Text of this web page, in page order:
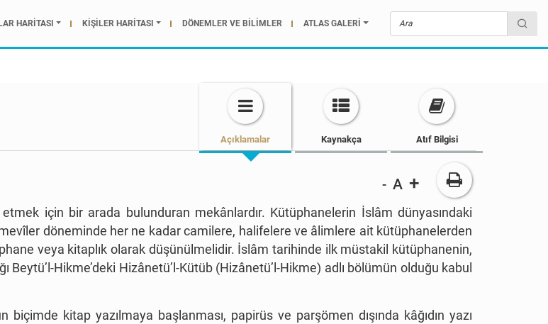
HARİTASI KİŞİLER HARİTASI DÖNEMLER VE BİLİMLER ATLAS GALERİ
Açıklamalar Kaynakça Atıf Bilgisi
- A +
için bir arada bulunduran mekânlardır. Kütüphanelerin İslâm dünyasındaki
döneminde her ne kadar camilere, halifelere ve âlimlere ait kütüphanelerden
veya kitaplık olarak düşünülmelidir. İslâm tarihinde ilk müstakil kütüphanenin,
Beytü’l-Hikme’deki Hizânetü’l-Kütüb (Hizânetü’l-Hikme) adlı bölümün olduğu kabul
kitap yazılmaya başlanması, papirüs ve parşömen dışında kâğıdın yazı